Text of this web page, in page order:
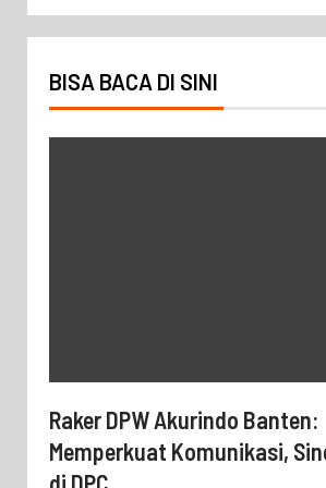
BISA BACA DI SINI
Raker DPW Akurindo Banten:
Memperkuat Komunikasi,